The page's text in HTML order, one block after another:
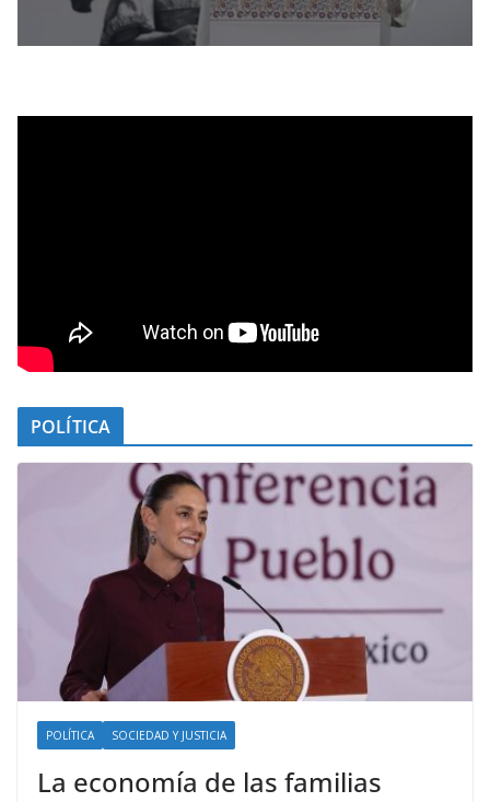
POLÍTICA
POLÍTICA SOCIEDAD Y JUSTICIA
La economía de las familias